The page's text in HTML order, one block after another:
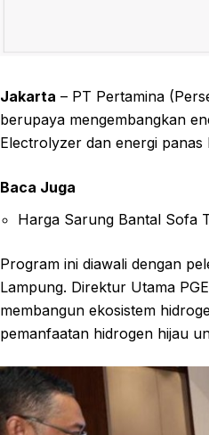
Jakarta – PT Pertamina
berupaya mengembangkan
Electrolyzer dan energi
Baca Juga
Harga Sarung Bantal Sofa
Program ini diawali dengan
Lampung. Direktur Utama
membangun ekosistem
pemanfaatan hidrogen hijau